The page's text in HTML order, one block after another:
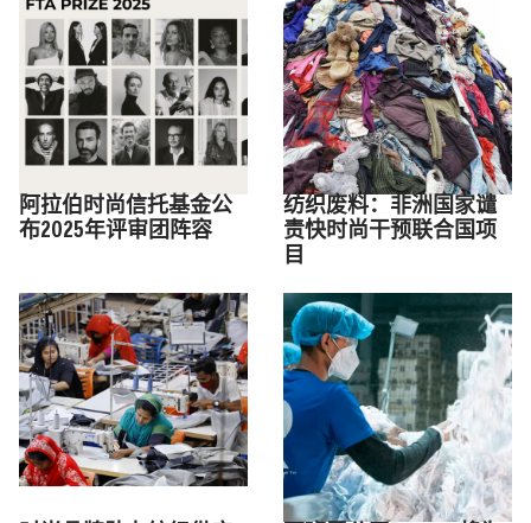
阿拉伯时尚信托基金公
布2025年评审团阵容
纺织废料：非洲国家谴
责快时尚干预联合国项
目